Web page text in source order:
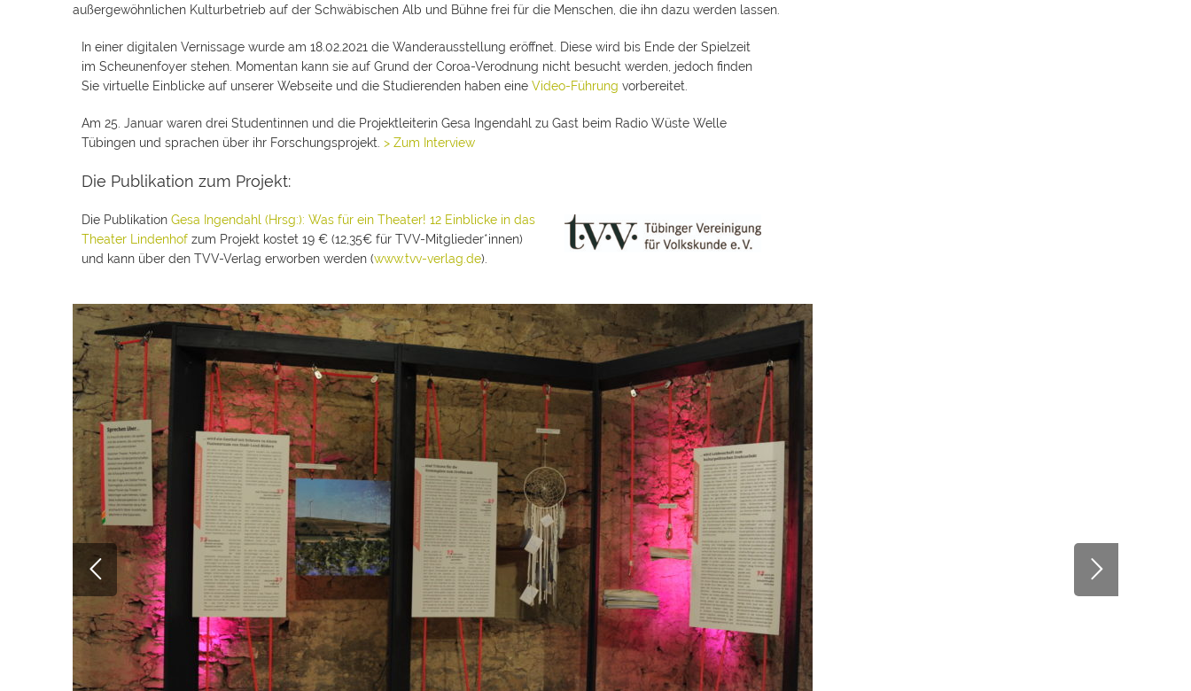
außergewöhnlichen Kulturbetrieb auf der Schwäbischen Alb und Bühne frei für die Menschen, die ihn dazu werden lassen.
In einer digitalen Vernissage wurde am 18.02.2021 die Wanderausstellung eröffnet. Diese wird bis Ende der Spielzeit
im Scheunenfoyer stehen. Momentan kann sie auf Grund der Coroa-Verodnung nicht besucht werden, jedoch finden
Sie virtuelle Einblicke auf unserer Webseite und die Studierenden haben eine Video-Führung vorbereitet.
Am 25. Januar waren drei Studentinnen und die Projektleiterin Gesa Ingendahl zu Gast beim Radio Wüste Welle
Tübingen und sprachen über ihr Forschungsprojekt. > Zum Interview
Die Publikation zum Projekt:
Die Publikation Gesa Ingendahl (Hrsg:): Was für ein Theater! 12 Einblicke in das
Theater Lindenhof zum Projekt kostet 19 € (12,35€ für TVV-Mitglieder*innen)
und kann über den TVV-Verlag erworben werden (www.tvv-verlag.de).